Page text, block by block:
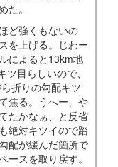
た。
ど強くもないの
を上げる。じわー
によると13km地
目らしいので、
折りの勾配キツ
焦る。うへー、や
たかなぁ、と反省
絶対キツイので踏
配が緩んだ箇所で
ースを取り戻す。